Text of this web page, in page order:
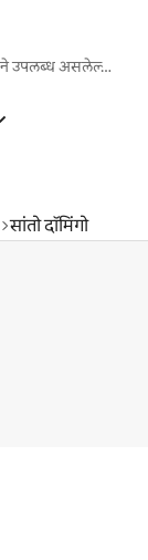
सुट्टीसाठी भाड्याने उपलब्ध असलेल्या जागा
सांतो दॉमिंगो